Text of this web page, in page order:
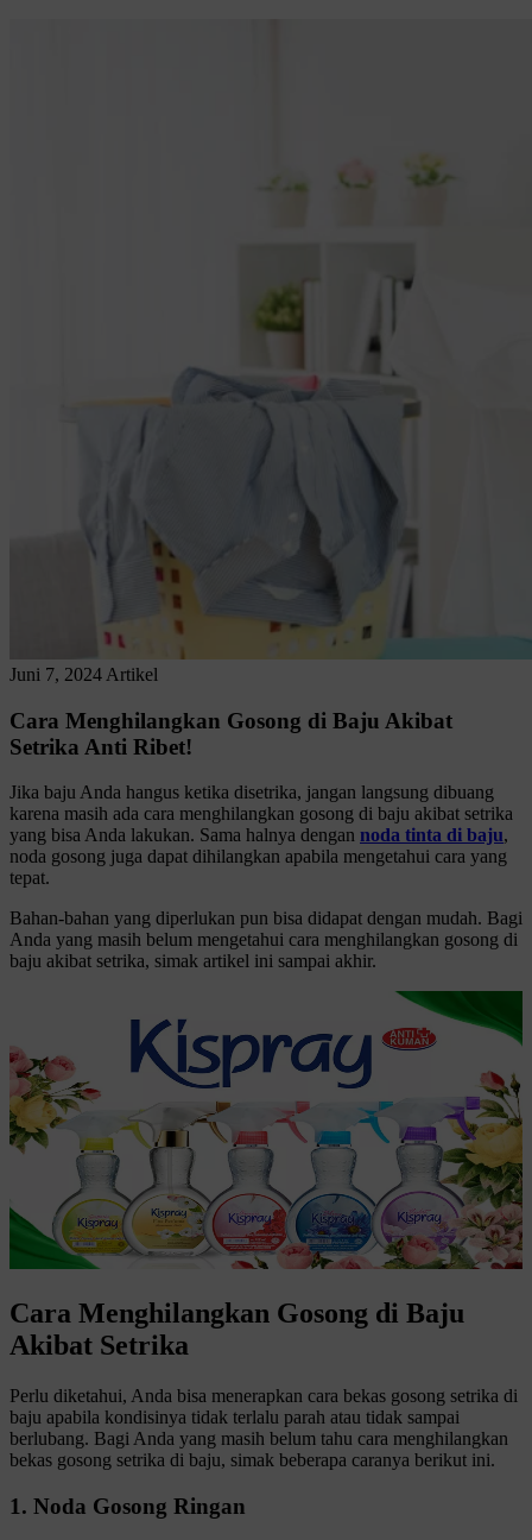
Juni 7, 2024 Artikel
Cara Menghilangkan Gosong di Baju Akibat
Setrika Anti Ribet!
Jika baju Anda hangus ketika disetrika, jangan langsung dibuang
karena masih ada cara menghilangkan gosong di baju akibat setrika
yang bisa Anda lakukan. Sama halnya dengan noda tinta di baju,
noda gosong juga dapat dihilangkan apabila mengetahui cara yang
tepat.
Bahan-bahan yang diperlukan pun bisa didapat dengan mudah. Bagi
Anda yang masih belum mengetahui cara menghilangkan gosong di
baju akibat setrika, simak artikel ini sampai akhir.
Cara Menghilangkan Gosong di Baju
Akibat Setrika
Perlu diketahui, Anda bisa menerapkan cara bekas gosong setrika di
baju apabila kondisinya tidak terlalu parah atau tidak sampai
berlubang. Bagi Anda yang masih belum tahu cara menghilangkan
bekas gosong setrika di baju, simak beberapa caranya berikut ini.
1. Noda Gosong Ringan